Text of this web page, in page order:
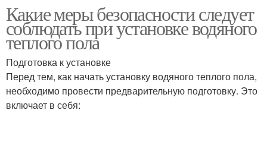
Подготовка к работе Работа с окном
Работа на высоте
Какие меры безопасности следует
соблюдать при установке водяного
теплого пола
Подготовка к установке
Перед тем, как начать установку водяного теплого пола,
необходимо провести предварительную подготовку. Это
включает в себя: